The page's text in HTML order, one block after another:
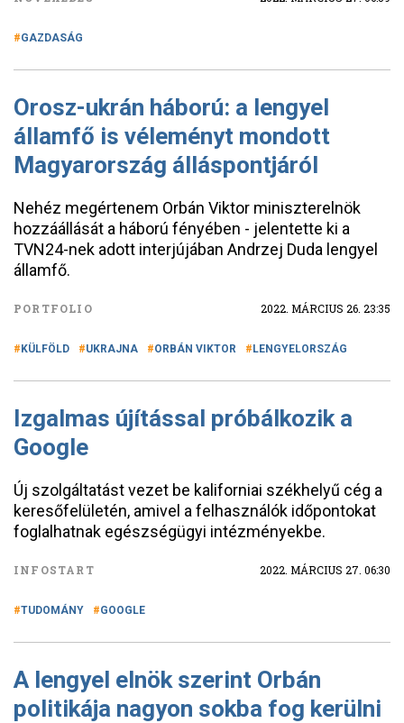
GAZDASÁG
Orosz-ukrán háború: a lengyel
államfő is véleményt mondott
Magyarország álláspontjáról
Nehéz megértenem Orbán Viktor miniszterelnök
hozzáállását a háború fényében - jelentette ki a
TVN24-nek adott interjújában Andrzej Duda lengyel
államfő.
PORTFOLIO 2022. MÁRCIUS 26. 23:35
KÜLFÖLD UKRAJNA ORBÁN VIKTOR LENGYELORSZÁG
Izgalmas újítással próbálkozik a
Google
Új szolgáltatást vezet be kaliforniai székhelyű cég a
keresőfelületén, amivel a felhasználók időpontokat
foglalhatnak egészségügyi intézményekbe.
INFOSTART 2022. MÁRCIUS 27. 06:30
TUDOMÁNY GOOGLE
A lengyel elnök szerint Orbán
politikája nagyon sokba fog kerülni